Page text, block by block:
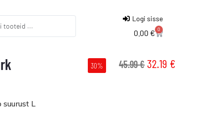
Logi sisse
0.00 € 0
30% 45.99€ 32.19 €
L